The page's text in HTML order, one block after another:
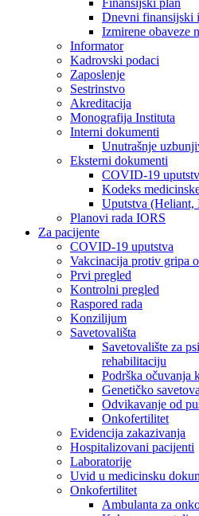
Dnevni finansijski
Izmirene obaveze
Informator
Kadrovski podaci
Zaposlenje
Sestrinstvo
Akreditacija
Monografija Instituta
Interni dokumenti
Unutrašnje
Eksterni dokumenti
COVID-19
Kodeks
Uputstva (Heliant,
Planovi rada IORS
Za pacijente
COVID-19 uputstva
Vakcinacija protiv gripa
Prvi pregled
Kontrolni pregled
Raspored rada
Konzilijum
Savetovališta
Savetovalište za
rehabilitaciju
Podrška očuvanja
Genetičko
Odvikavanje od
Onkofertilitet
Evidencija zakazivanja
Hospitalizovani pacijenti
Laboratorije
Uvid u medicinsku
Onkofertilitet
Ambulanta za